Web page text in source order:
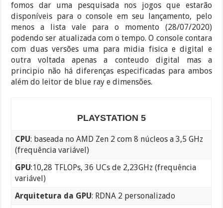
fomos dar uma pesquisada nos jogos que estarão
disponíveis para o console em seu lançamento, pelo
menos a lista vale para o momento (28/07/2020)
podendo ser atualizada com o tempo. O console contara
com duas versões uma para midia fisica e digital e
outra voltada apenas a conteudo digital mas a
principio não há diferenças especificadas para ambos
além do leitor de blue ray e dimensões.
PLAYSTATION 5
CPU: baseada no AMD Zen 2 com 8 núcleos a 3,5 GHz
(frequência variável)
GPU:10,28 TFLOPs, 36 UCs de 2,23GHz (frequência
variável)
Arquitetura da GPU: RDNA 2 personalizado